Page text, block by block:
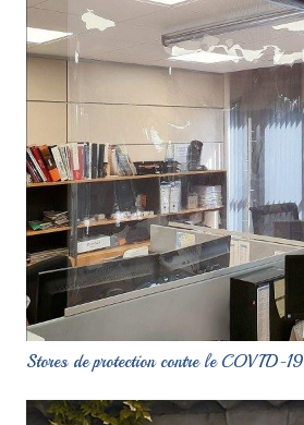
Stores de protection contre le COVID-19